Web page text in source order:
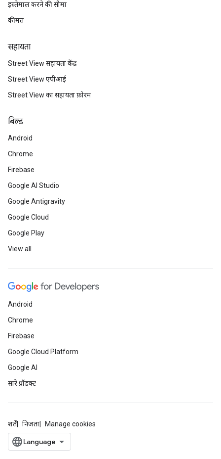
इस्तेमाल करने की सीमा
कीमत
सहायता
Street View सहायता केंद्र
Street View एपीआई
Street View का सहायता फ़ोरम
बिल्ड
Android
Chrome
Firebase
Google AI Studio
Google Antigravity
Google Cloud
Google Play
View all
Android
Chrome
Firebase
Google Cloud Platform
Google AI
सारे प्रॉडक्ट
शर्तें निजता Manage cookies